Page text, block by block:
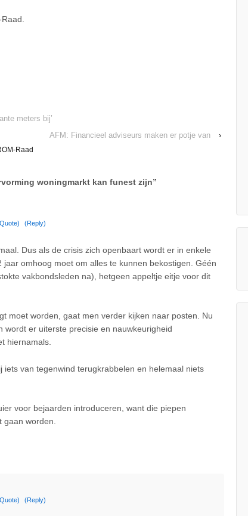
meters bij’
AFM: Financieel adviseurs maken er potje van
›
Raad
woningmarkt kan funest zijn”
(Reply)
Dus als de crisis zich openbaart wordt er in enkele
jaar omhoog moet om alles te kunnen bekostigen. Géén
vakbondsleden na), hetgeen appeltje eitje voor dit
moet worden, gaat men verder kijken naar posten. Nu
wordt er uiterste precisie en nauwkeurigheid
hiernamals.
iets van tegenwind terugkrabbelen en helemaal niets
voor bejaarden introduceren, want die piepen
worden.
(Reply)